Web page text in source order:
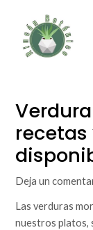
contenido
Deja un
Las verduras
nuestros platos,